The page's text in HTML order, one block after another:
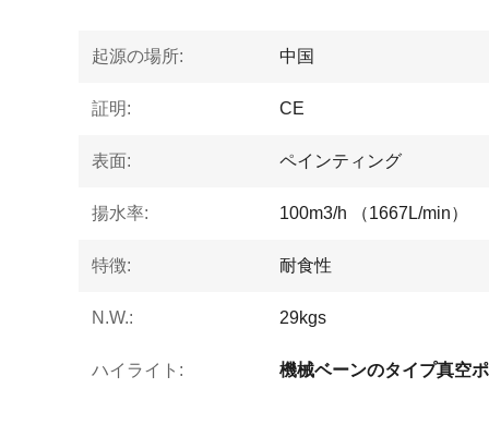
起源の場所: 中国
証明: CE
表面: ペインティング
揚水率: 100m3/h （1667L/min）
特徴: 耐食性
N.W.: 29kgs
ハイライト: 機械ベーンのタイプ真空